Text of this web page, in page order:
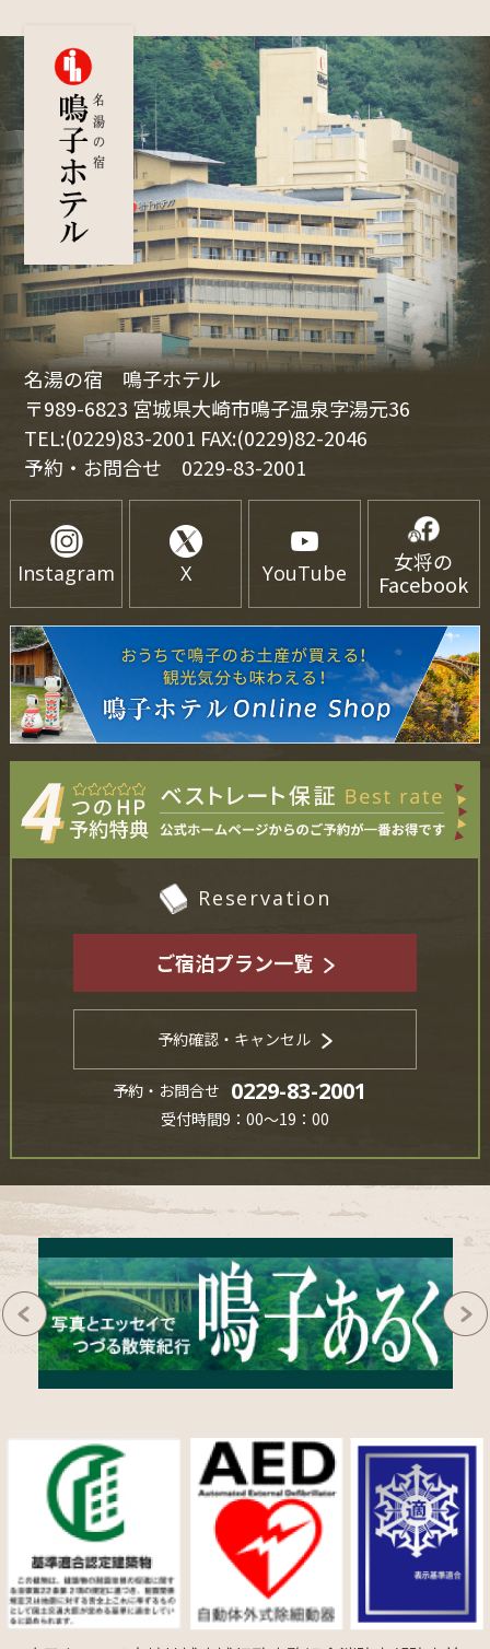
名湯の宿 鳴子ホテル
〒989-6823 宮城県大崎市鳴子温泉字湯元36
TEL:(0229)83-2001 FAX:(0229)82-2046
予約・お問合せ 0229-83-2001
Instagram X YouTube
女将の
Facebook
Reservation
ご宿泊プラン一覧
予約確認・キャンセル
予約・お問合せ 0229-83-2001
受付時間9：00～19：00